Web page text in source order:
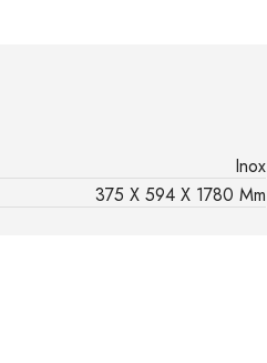
Inox
375 X 594 X 1780 Mm